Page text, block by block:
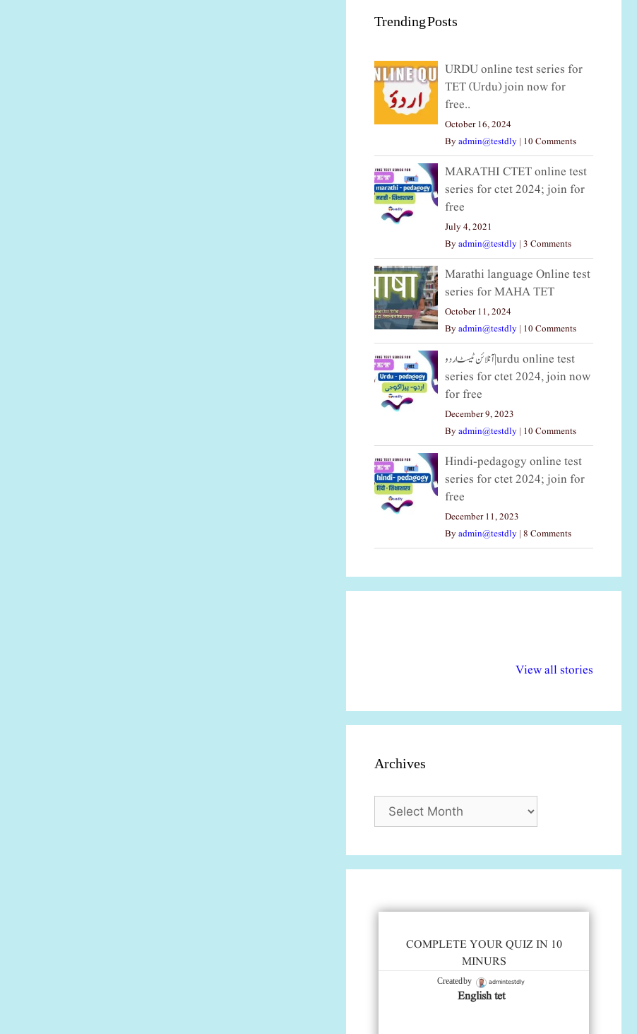
Trending Posts
URDU online test series for
TET (Urdu) join now for
free..
October 16, 2024
Byadmin@testdly | 10 Comments
MARATHI CTET online test
series for ctet 2024; join for
free
July 4, 2021
Byadmin@testdly | 3 Comments
Marathi language Online test
series for MAHA TET
October 11, 2024
Byadmin@testdly | 10 Comments
آنلائن ٹیسٹ اردو|urdu online test
series for ctet 2024, join now
for free
December 9, 2023
Byadmin@testdly | 10 Comments
Hindi-pedagogy online test
series for ctet 2024; join for
free
December 11, 2023
Byadmin@testdly | 8 Comments
View all stories
अधिकार दिवस| 18
Archives
Archives
COMPLETE YOUR QUIZ IN 10
MINURS
Created by admintestdly
English tet